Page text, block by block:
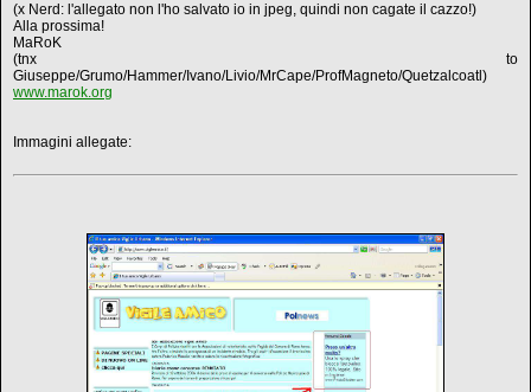
(x Nerd: l'allegato non l'ho salvato io in jpeg, quindi non cagate il cazzo!)
Alla prossima!
MaRoK
(tnx to
Giuseppe/Grumo/Hammer/Ivano/Livio/MrCape/ProfMagneto/Quetzalcoatl)
www.marok.org
Immagini allegate: